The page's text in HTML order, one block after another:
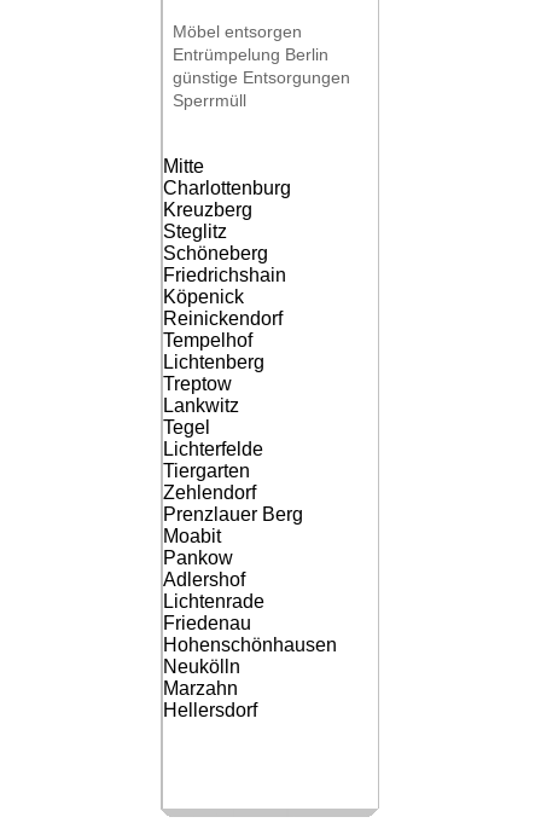
Möbel entsorgen
Entrümpelung Berlin
günstige Entsorgungen
Sperrmüll
Mitte
Charlottenburg
Kreuzberg
Steglitz
Schöneberg
Friedrichshain
Köpenick
Reinickendorf
Tempelhof
Lichtenberg
Treptow
Lankwitz
Tegel
Lichterfelde
Tiergarten
Zehlendorf
Prenzlauer Berg
Moabit
Pankow
Adlershof
Lichtenrade
Friedenau
Hohenschönhausen
Neukölln
Marzahn
Hellersdorf